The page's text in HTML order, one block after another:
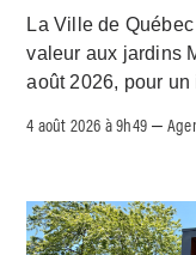
La Ville de
valeur aux jardins
août 2026, pour
4 août 2026 à 9h49 –